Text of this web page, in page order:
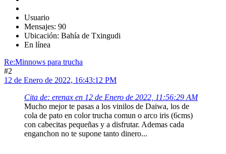
Usuario
Mensajes: 90
Ubicación: Bahía de Txingudi
En línea
Re:Minnows para trucha
#2
12 de Enero de 2022, 16:43:12 PM
Cita de: erenax en 12 de Enero de 2022, 11:56:29 AM
Mucho mejor te pasas a los vinilos de Daiwa, los de
cola de pato en color trucha comun o arco iris (6cms)
con cabecitas pequeñas y a disfrutar. Ademas cada
enganchon no te supone tanto dinero...